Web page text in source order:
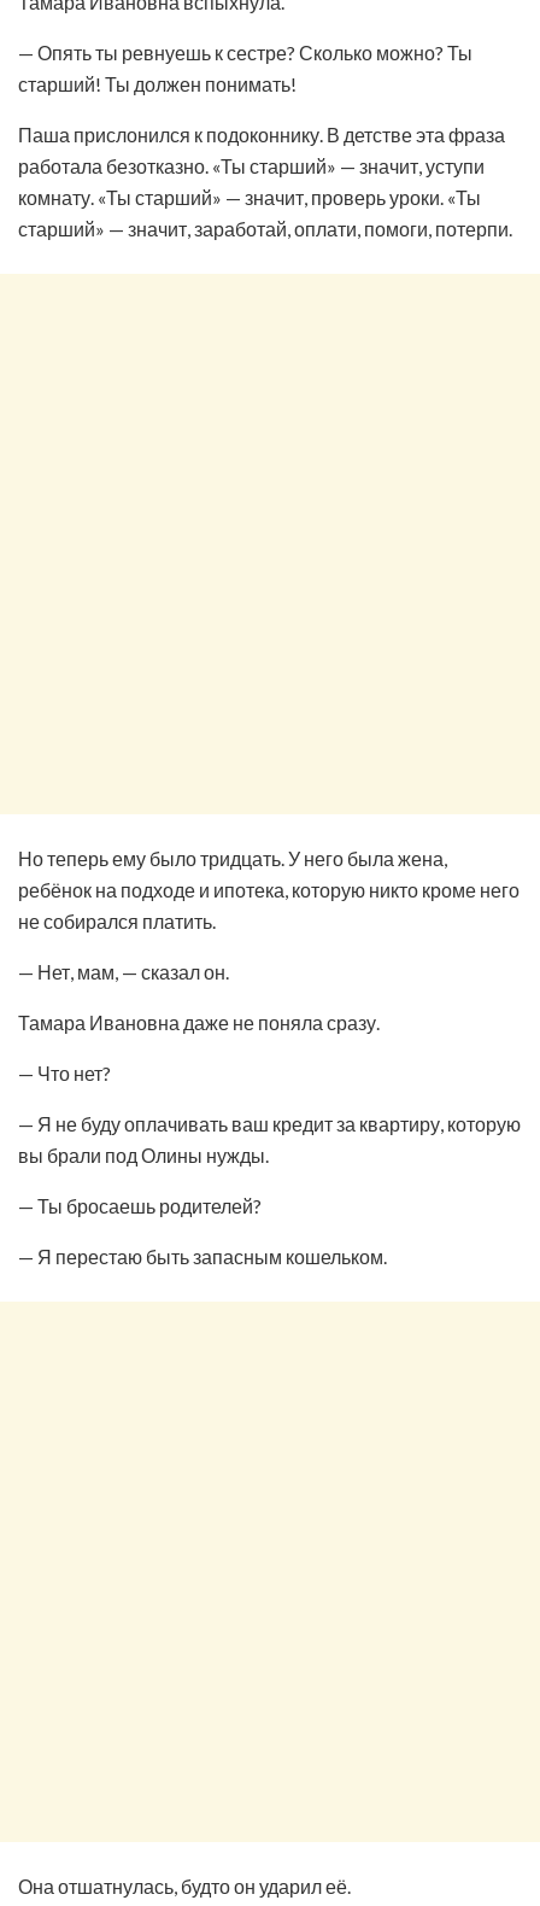
— Опять ты ревнуешь к сестре? Сколько можно? Ты
старший! Ты должен понимать!
Паша прислонился к подоконнику. В детстве эта фраза
работала безотказно. «Ты старший» — значит, уступи
комнату. «Ты старший» — значит, проверь уроки. «Ты
старший» — значит, заработай, оплати, помоги, потерпи.
Но теперь ему было тридцать. У него была жена,
ребёнок на подходе и ипотека, которую никто кроме него
не собирался платить.
— Нет, мам, — сказал он.
Тамара Ивановна даже не поняла сразу.
— Что нет?
— Я не буду оплачивать ваш кредит за квартиру, которую
вы брали под Олины нужды.
— Ты бросаешь родителей?
— Я перестаю быть запасным кошельком.
Она отшатнулась, будто он ударил её.